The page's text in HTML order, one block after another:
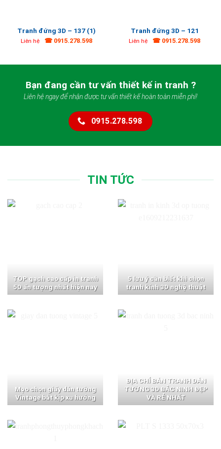
Tranh đứng 3D – 137 (1)
Liên hệ ☎ 0915.278.598
Tranh đứng 3D – 121
Liên hệ ☎ 0915.278.598
Bạn đang cần tư vấn thiết kế in tranh ?
Liên hệ ngay để nhận được tư vấn thiết kế hoàn toàn miễn phí!
0915.278.598
TIN TỨC
TOP gạch cao cấp in tranh
5D ấn tượng nhất hiện nay
5 lưu ý cần biết khi chọn
tranh kính 3D nghệ thuật
Mẹo chọn giấy dán tường
Vintage bắt kịp xu hướng
ĐỊA CHỈ BÁN TRANH DÁN
TƯỜNG 3D BẮC NINH ĐẸP
VÀ RẺ NHẤT